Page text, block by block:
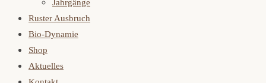
Jahrgänge
Ruster Ausbruch
Bio-Dynamie
Shop
Aktuelles